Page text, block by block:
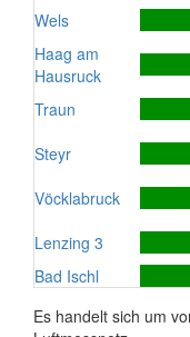
Wels
Haag am
Hausruck
Traun
Steyr
Vöcklabruck
Lenzing 3
Bad Ischl
Es handelt sich um